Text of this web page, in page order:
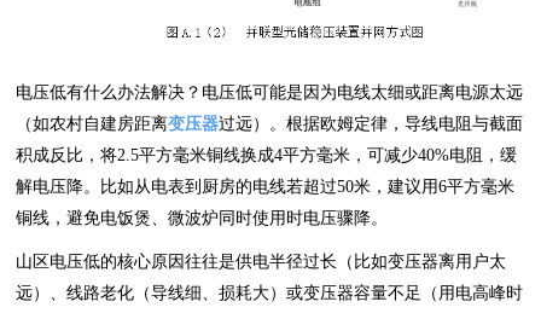
电压低有什么办法解决？电压低可能是因为电线太细或距离电源太远
（如农村自建房距离变压器过远）。根据欧姆定律，导线电阻与截面
积成反比，将2.5平方毫米铜线换成4平方毫米，可减少40%电阻，缓
解电压降。比如从电表到厨房的电线若超过50米，建议用6平方毫米
铜线，避免电饭煲、微波炉同时使用时电压骤降。
山区电压低的核心原因往往是供电半径过长（比如变压器离用户太
远）、线路老化（导线细、损耗大）或变压器容量不足（用电高峰时